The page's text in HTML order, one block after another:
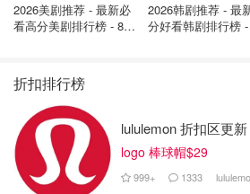
2026美剧推荐 - 最新必
看高分美剧排行榜 - 8月
2026韩剧推荐 - 最
分好看韩剧排行榜
折扣排行榜
lululemon 折扣区更
logo 棒球帽$29
999+ 1333